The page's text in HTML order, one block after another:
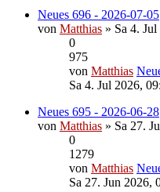
Neues 696 - 2026-07-05
von Matthias » Sa 4.
0
975
von Matthias
Sa 4. Jul 2026,
Neues 695 - 2026-06-28
von Matthias » Sa 27.
0
1279
von Matthias
Sa 27. Jun 2026,